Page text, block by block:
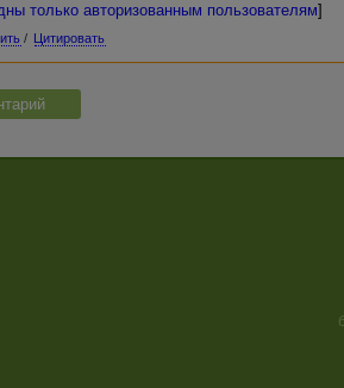
только авторизованным пользователям]
/ Цитировать